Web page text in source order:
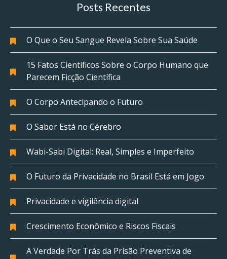
Posts Recentes
O Que o Seu Sangue Revela Sobre Sua Saúde
15 Fatos Científicos Sobre o Corpo Humano que
Parecem Ficção Científica
O Corpo Antecipando o Futuro
O Sabor Está no Cérebro
Wabi-Sabi Digital: Real, Simples e Imperfeito
O Futuro da Privacidade no Brasil Está em Jogo
Privacidade e vigilância digital
Crescimento Econômico e Riscos Fiscais
A Verdade Por Trás da Prisão Preventiva de